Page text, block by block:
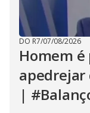
DO R7/07/08/2026
Homem é
apedrejar
|